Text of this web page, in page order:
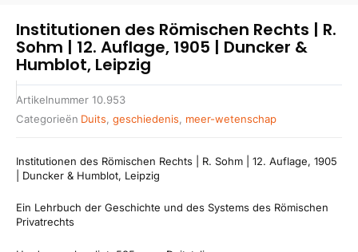
Institutionen des Römischen Rechts | R.
Sohm | 12. Auflage, 1905 | Duncker &
Humblot, Leipzig
Artikelnummer 10.953
Categorieën Duits geschiedenis meer-wetenschap
Institutionen des Römischen Rechts | R. Sohm | 12. Auflage, 1905
| Duncker & Humblot, Leipzig
Ein Lehrbuch der Geschichte und des Systems des Römischen
Privatrechts